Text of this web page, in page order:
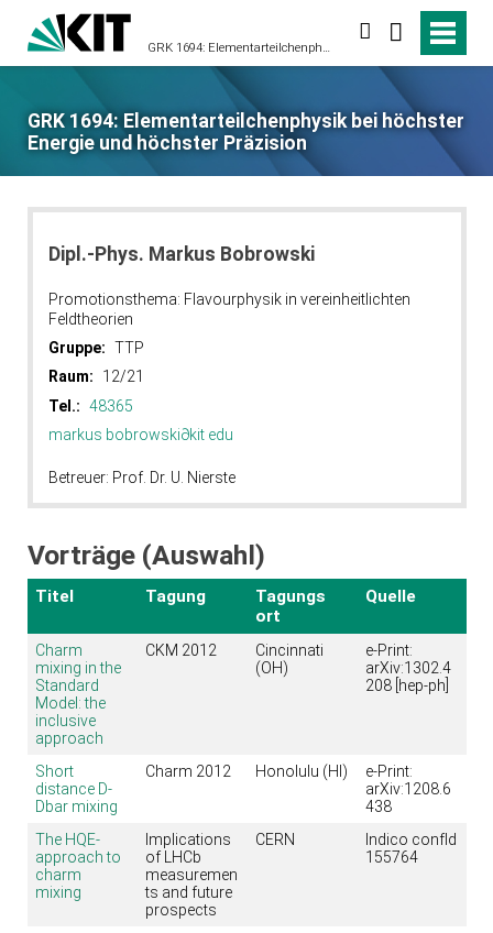
GRK 1694: Elementarteilchenphysik bei höchster Energie und höchster Präzision
suchen
GRK 1694: Elementarteilchenphysik bei höchster
Energie und höchster Präzision
Dipl.-Phys. Markus Bobrowski
Promotionsthema: Flavourphysik in vereinheitlichten
Feldtheorien
Gruppe: TTP
Raum:
12/21
Tel.: 48365
markus bobrowski∂kit edu
Betreuer: Prof. Dr. U. Nierste
Vorträge (Auswahl)
Titel Tagung
Tagungs
ort
Quelle
Charm
mixing in the
Standard
Model: the
inclusive
approach
CKM 2012
Cincinnati
(OH)
e-Print:
arXiv:1302.4
208 [hep-ph]
Short
distance D-
Dbar mixing
Charm 2012 Honolulu (HI)
e-Print:
arXiv:1208.6
438
The HQE-
approach to
charm
mixing
Implications
of LHCb
measuremen
ts and future
prospects
CERN
Indico confId
155764